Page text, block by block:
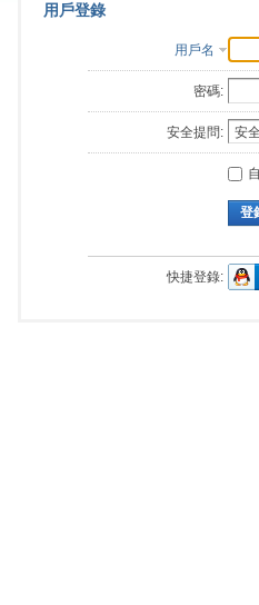
用戶登錄
用戶名
密碼:
安全提問:
登
快捷登錄: